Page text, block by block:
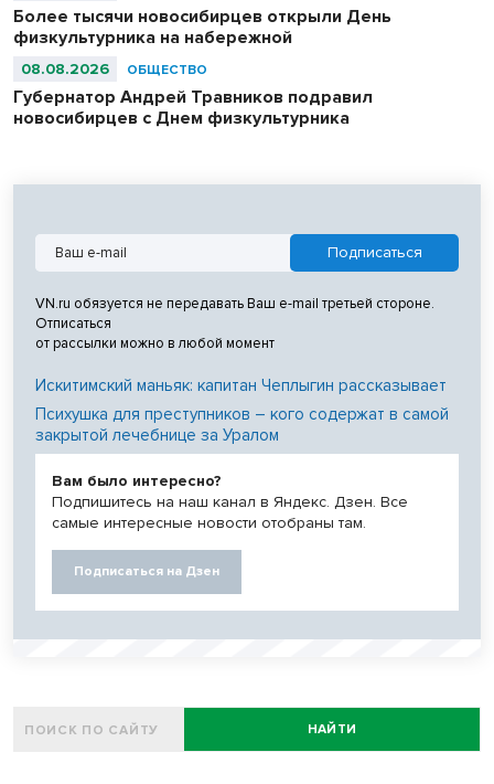
Более тысячи новосибирцев открыли День
физкультурника на набережной
08.08.2026 ОБЩЕСТВО
Губернатор Андрей Травников подравил
новосибирцев с Днем физкультурника
VN.ru обязуется не передавать Ваш e-mail третьей стороне.
Отписаться
от рассылки можно в любой момент
Искитимский маньяк: капитан Чеплыгин рассказывает
Психушка для преступников – кого содержат в самой
закрытой лечебнице за Уралом
Вам было интересно?
Подпишитесь на наш канал в Яндекс. Дзен. Все
самые интересные новости отобраны там.
Подписаться на Дзен
НАЙТИ